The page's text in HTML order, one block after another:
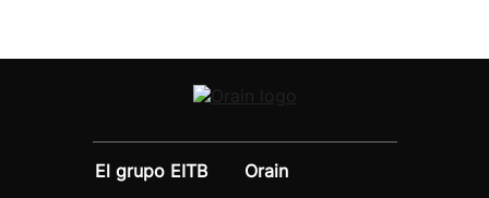
El grupo EITB
Orain